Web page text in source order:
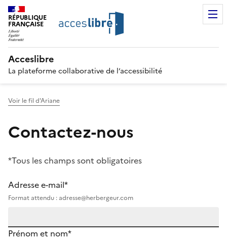
RÉPUBLIQUE
FRANÇAISE
Acceslibre
La plateforme collaborative de l’accessibilité
Voir le fil d'Ariane
Contactez-nous
*Tous les champs sont obligatoires
Adresse e-mail*
Format attendu : adresse@herbergeur.com
Prénom et nom*